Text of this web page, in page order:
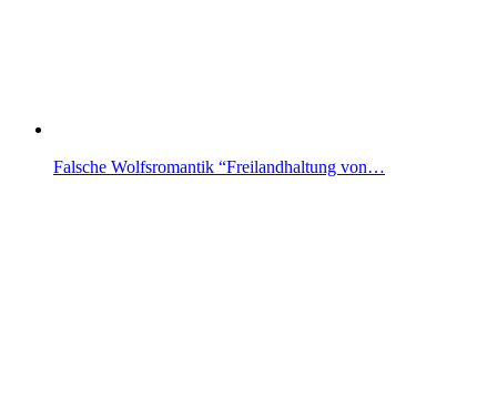
Falsche Wolfsromantik “Freilandhaltung von…